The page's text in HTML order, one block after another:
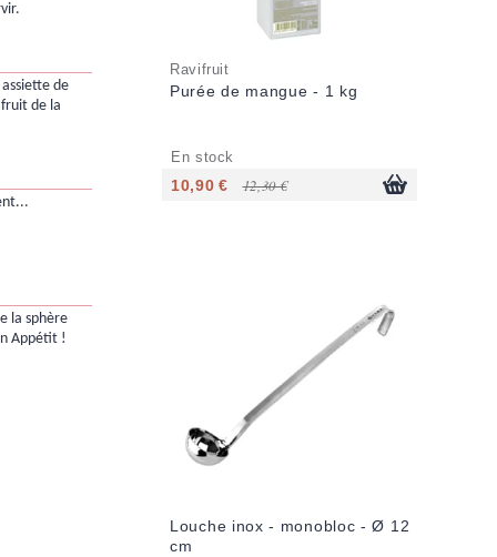
Ravifruit
Purée de mangue - 1 kg
En stock
10,90 € 12,30 €
Louche inox - monobloc - Ø 12
cm
de
de la
la sphère
Appétit !